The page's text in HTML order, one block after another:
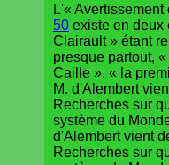
L'«
50 existe en deux
Clairault » étant
presque partout,
Caille », « la
M. d'Alembert
Recherches sur
système du
d'Alembert vient
Recherches sur